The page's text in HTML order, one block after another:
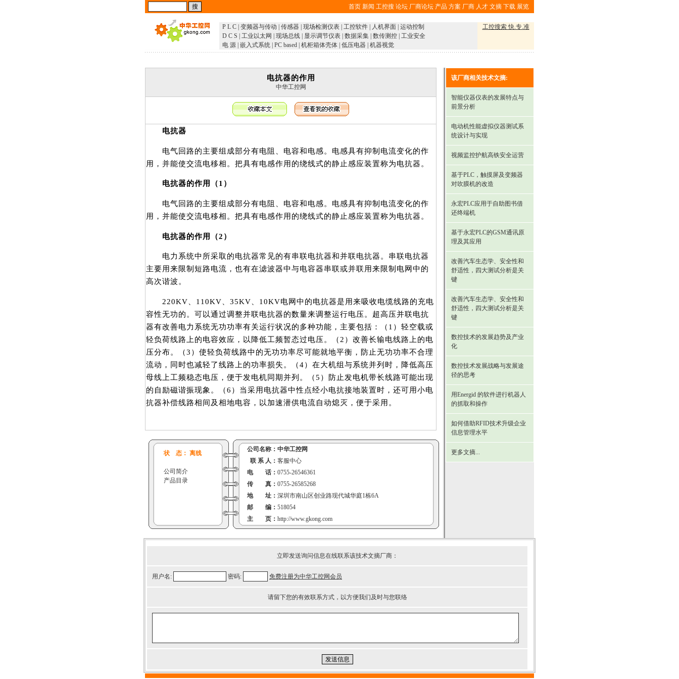
首页 新闻 工控搜 论坛 厂商论坛 产品 方案 厂商 人才 文摘 下载 展览
P L C 变频器与传动 传感器 现场检测仪表 工控软件 人机界面 运动控制
D C S
工业以太网 现场总线 显示调节仪表 数据采集 数传测控 工业安全
电 源 嵌入式系统 PC based 机柜箱体壳体 低压电器 机器视觉
工控搜索 快.专.准
电抗器的作用
中华工控网
电抗器
电气回路的主要组成部分有电阻、电容和电感。电感具有抑制电流变化的作
用，并能使交流电移相。把具有电感作用的绕线式的静止感应装置称为电抗器。
电抗器的作用（1）
电气回路的主要组成部分有电阻、电容和电感。电感具有抑制电流变化的作
用，并能使交流电移相。把具有电感作用的绕线式的静止感应装置称为电抗器。
电抗器的作用（2）
电力系统中所采取的电抗器常见的有串联电抗器和并联电抗器。串联电抗器
主要用来限制短路电流，也有在滤波器中与电容器串联或并联用来限制电网中的
高次谐波。
220KV、110KV、35KV、10KV电网中的电抗器是用来吸收电缆线路的充电
容性无功的。可以通过调整并联电抗器的数量来调整运行电压。超高压并联电抗
器有改善电力系统无功功率有关运行状况的多种功能，主要包括：（1）轻空载或
轻负荷线路上的电容效应，以降低工频暂态过电压。（2）改善长输电线路上的电
压分布。（3）使轻负荷线路中的无功功率尽可能就地平衡，防止无功功率不合理
流动，同时也减轻了线路上的功率损失。（4）在大机组与系统并列时，降低高压
母线上工频稳态电压，便于发电机同期并列。（5）防止发电机带长线路可能出现
的自励磁谐振现象。（6）当采用电抗器中性点经小电抗接地装置时，还可用小电
抗器补偿线路相间及相地电容，以加速潜供电流自动熄灭，便于采用。
状 态： 离线
公司简介
产品目录
公司名称： 中华工控网
联 系 人： 客服中心
电 话： 0755-26546361
传 真： 0755-26585268
地 址： 深圳市南山区创业路现代城华庭1栋6A
邮 编： 518054
主 页： http://www.gkong.com
该厂商相关技术文摘:
智能仪器仪表的发展特点与
前景分析
电动机性能虚拟仪器测试系
统设计与实现
视频监控护航高铁安全运营
基于PLC，触摸屏及变频器
对吹膜机的改造
永宏PLC应用于自助图书借
还终端机
基于永宏PLC的GSM通讯原
理及其应用
改善汽车生态学、安全性和
舒适性，四大测试分析是关
键
改善汽车生态学、安全性和
舒适性，四大测试分析是关
键
数控技术的发展趋势及产业
化
数控技术发展战略与发展途
径的思考
用Energid 的软件进行机器人
的抓取和操作
如何借助RFID技术升级企业
信息管理水平
更多文摘...
立即发送询问信息在线联系该技术文摘厂商：
用户名: 密码: 免费注册为中华工控网会员
请留下您的有效联系方式，以方便我们及时与您联络